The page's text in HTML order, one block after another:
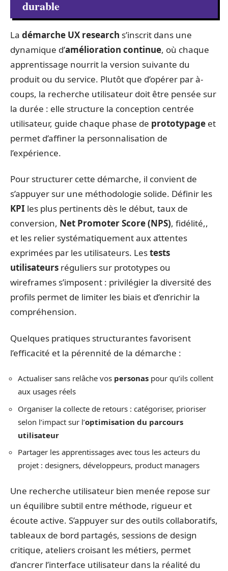
durable
La démarche UX research s’inscrit dans une
dynamique d’amélioration continue, où chaque
apprentissage nourrit la version suivante du
produit ou du service. Plutôt que d’opérer par à-
coups, la recherche utilisateur doit être pensée sur
la durée : elle structure la conception centrée
utilisateur, guide chaque phase de prototypage et
permet d’affiner la personnalisation de
l’expérience.
Pour structurer cette démarche, il convient de
s’appuyer sur une méthodologie solide. Définir les
KPI les plus pertinents dès le début, taux de
conversion, Net Promoter Score (NPS), fidélité,,
et les relier systématiquement aux attentes
exprimées par les utilisateurs. Lestests
utilisateurs réguliers sur prototypes ou
wireframes s’imposent : privilégier la diversité des
profils permet de limiter les biais et d’enrichir la
compréhension.
Quelques pratiques structurantes favorisent
l’efficacité et la pérennité de la démarche :
Actualiser sans relâche vos personas pour qu’ils collent
aux usages réels
Organiser la collecte de retours : catégoriser, prioriser
selon l’impact sur l’optimisation du parcours
utilisateur
Partager les apprentissages avec tous les acteurs du
projet : designers, développeurs, product managers
Une recherche utilisateur bien menée repose sur
un équilibre subtil entre méthode, rigueur et
écoute active. S’appuyer sur des outils collaboratifs,
tableaux de bord partagés, sessions de design
critique, ateliers croisant les métiers, permet
d’ancrer l’interface utilisateur dans la réalité du